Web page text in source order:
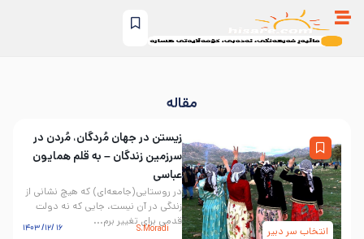
مقاله
انتخاب سر دبیر
زیستن در جهان مُردگان، مُردن در
سرزمین زندگان – به قلم همایون
عباسی
در روستایی(جامعه‌ای) که هیچ نشانی از
زندگی در آن نیست، جایی که نه دولت
قدمی برای تغییر برم...
S.Moradi ۱۶ /۱۲/ ۱۴۰۳